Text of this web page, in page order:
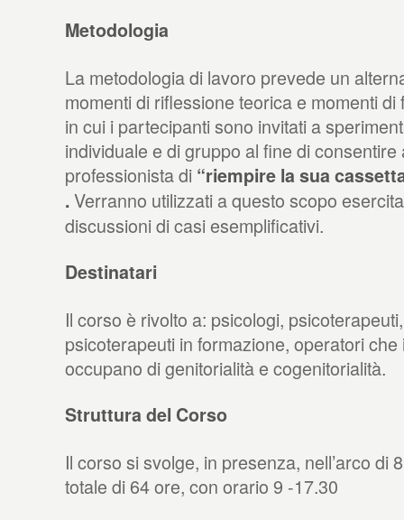
Metodologia
La metodologia di lavoro prevede un
momenti di riflessione teorica e momenti di
in cui i partecipanti sono invitati a
individuale e di gruppo al fine di consentire
professionista di “riempire la sua
.Verranno utilizzati a questo scopo
discussioni di casi esemplificativi.
Destinatari
Il corso è rivolto a: psicologi,
psicoterapeuti in formazione, operatori che
occupano di genitorialità e cogenitorialità.
Struttura del Corso
Il corso si svolge, in presenza, nell’arco di
totale di 64 ore, con orario 9 -17.30